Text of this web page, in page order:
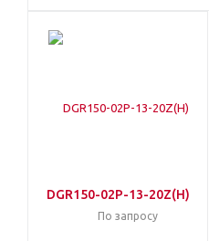
DGR150-02P-13-20Z(H)
По запросу